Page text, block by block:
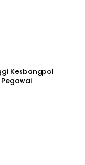
Kesbangpol